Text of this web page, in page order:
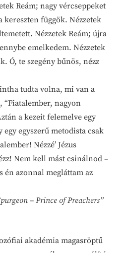
Reám; nagy vércseppeket
kereszten függök. Nézzetek
Nézzetek Reám; újra
emelkedem. Nézzetek
Ó, te szegény bűnös, nézz
tudta volna, mi van a
“Fiatalember, nagyon
a kezeit felemelve egy
egyszerű metodista csak
Nézzé’ Jézus
Nem kell mást csinálnod –
én azonnal megláttam az
– Prince of Preachers”
akadémia magasröptű